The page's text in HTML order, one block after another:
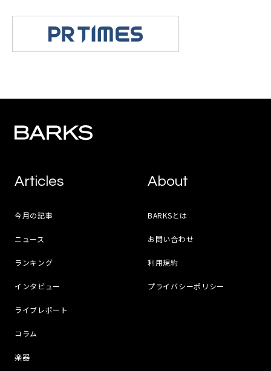
Articles
今月の記事
ニュース
ランキング
インタビュー
ライブレポート
コラム
楽器
About
BARKSとは
お問い合わせ
利用規約
プライバシーポリシー